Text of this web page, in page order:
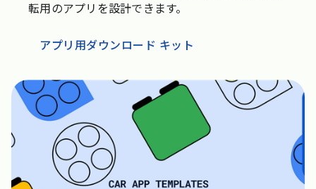
転用のアプリを設計できます。
アプリ用ダウンロード キット